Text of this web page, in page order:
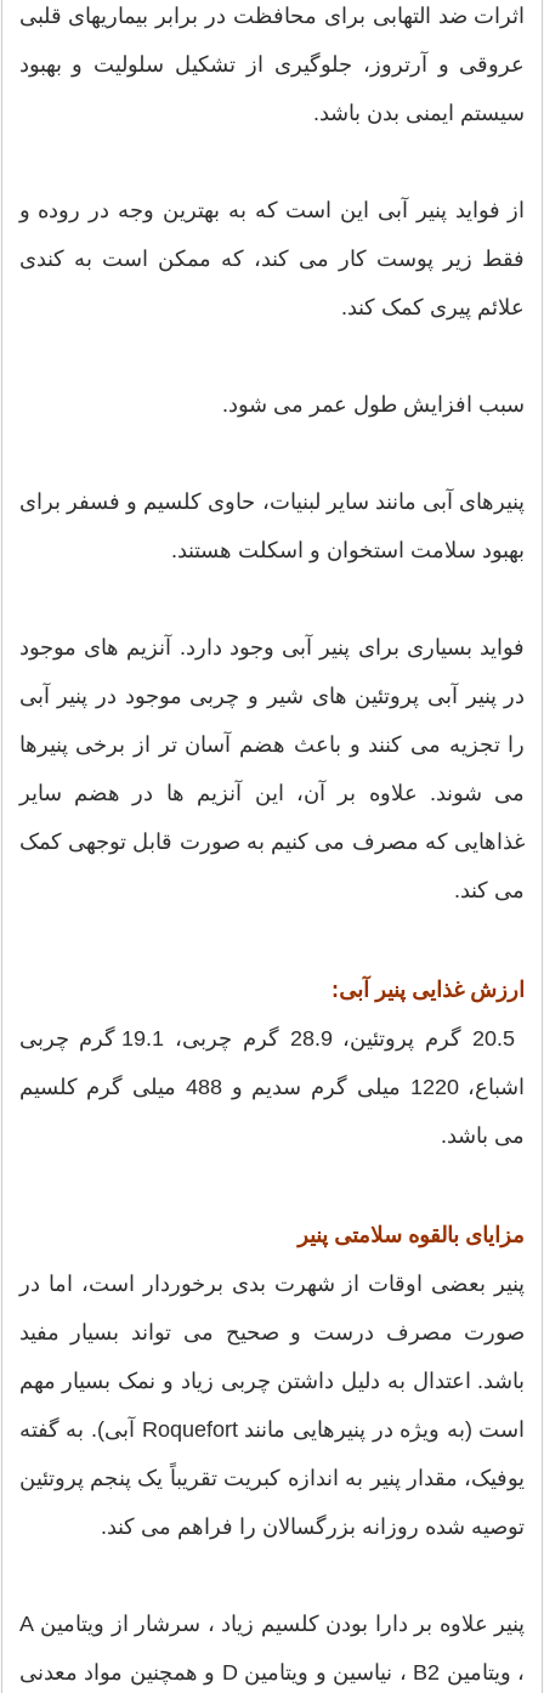
اثرات ضد التهابی برای محافظت در برابر بیماریهای قلبی
عروقی و آرتروز، جلوگیری از تشکیل سلولیت و بهبود
سیستم ایمنی بدن باشد.
از فواید پنیر آبی این است که به بهترین وجه در روده و
فقط زیر پوست کار می کند، که ممکن است به کندی
علائم پیری کمک کند.
سبب افزایش طول عمر می شود.
پنیرهای آبی مانند سایر لبنیات، حاوی کلسیم و فسفر برای
بهبود سلامت استخوان و اسکلت هستند.
فواید بسیاری برای پنیر آبی وجود دارد. آنزیم های موجود
در پنیر آبی پروتئین های شیر و چربی موجود در پنیر آبی
را تجزیه می کنند و باعث هضم آسان تر از برخی پنیرها
می شوند. علاوه بر آن، این آنزیم ها در هضم سایر
غذاهایی که مصرف می کنیم به صورت قابل توجهی کمک
می کند.
ارزش غذایی پنیر آبی:
20.5 گرم پروتئین، 28.9 گرم چربی، 19.1 گرم چربی
اشباع، 1220 میلی گرم سدیم و 488 میلی گرم کلسیم
می باشد.
مزایای بالقوه سلامتی پنیر
پنیر بعضی اوقات از شهرت بدی برخوردار است، اما در
صورت مصرف درست و صحیح می تواند بسیار مفید
باشد. اعتدال به دلیل داشتن چربی زیاد و نمک بسیار مهم
است (به ویژه در پنیرهایی مانند Roquefort آبی). به گفته
یوفیک، مقدار پنیر به اندازه کبریت تقریباً یک پنجم پروتئین
توصیه شده روزانه بزرگسالان را فراهم می کند.
پنیر علاوه بر دارا بودن کلسیم زیاد ، سرشار از ویتامین A
، ویتامین B2 ، نیاسین و ویتامین D و همچنین مواد معدنی